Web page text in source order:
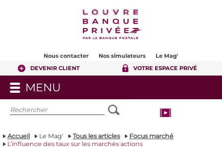
Nous contacter Nos simulateurs
Le Mag'
DEVENIR CLIENT
VOTRE ESPACE PRIVÉ
MENU
LE
MENU
Accueil Le Mag' Tous les articles
Focus marché
L’influence des taux sur les marchés actions